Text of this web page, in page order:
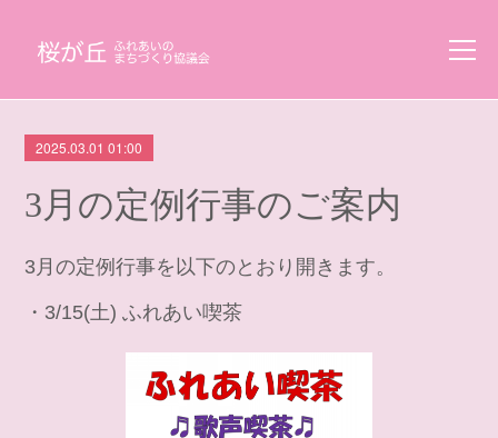
2025.03.01 01:00
3月の定例行事のご案内
3月の定例行事を以下のとおり開きます。
・3/15(土) ふれあい喫茶